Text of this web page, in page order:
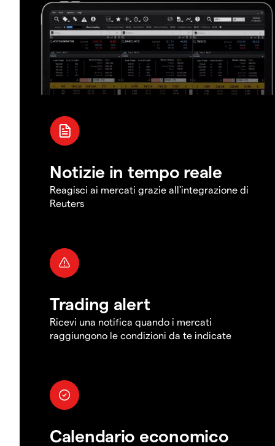
Notizie in tempo reale
Reagisci ai mercati grazie all'integrazione di
Reuters
Trading alert
Ricevi una notifica quando i mercati
raggiungono le condizioni da te indicate
Calendario economico